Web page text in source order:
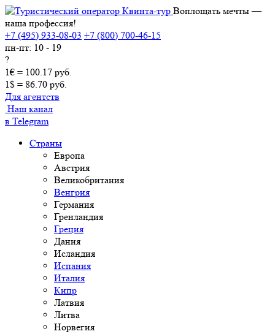
Воплощать мечты —
наша профессия!
+7 (495) 933-08-03 +7 (800) 700-46-15
пн-пт: 10 - 19
?
1€ = 100.17 руб.
1$ = 86.70 руб.
Для агентств
Наш канал
в Telegram
Страны
Европа
Австрия
Великобритания
Венгрия
Германия
Гренландия
Греция
Дания
Исландия
Испания
Италия
Кипр
Латвия
Литва
Норвегия